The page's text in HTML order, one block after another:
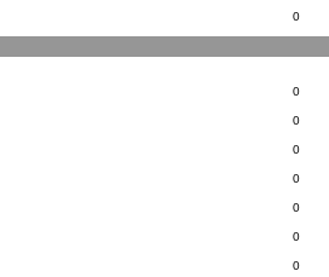
0
0
0
0
0
0
0
0